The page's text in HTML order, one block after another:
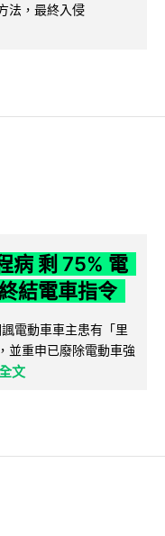
法，最終入侵
病 剩 75% 電
結電車指令
電動車車主患有「里
並重申已廢除電動車強
文